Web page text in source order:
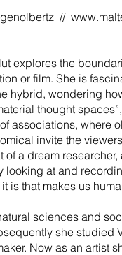
//
explores the
or film. She is
hybrid, wondering
thought
associations, where
invite the
of a dream
looking at and
is that makes us
sciences and
she
Now as an artist